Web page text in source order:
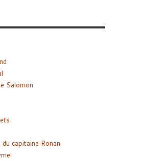
Salomon
capitaine Ronan